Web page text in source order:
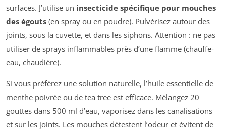
surfaces. J’utilise un insecticide spécifique pour mouches
des égouts (en spray ou en poudre). Pulvérisez autour des
joints, sous la cuvette, et dans les siphons. Attention : ne pas
utiliser de sprays inflammables près d’une flamme (chauffe-
eau, chaudière).
Si vous préférez une solution naturelle, l’huile essentielle de
menthe poivrée ou de tea tree est efficace. Mélangez 20
gouttes dans 500 ml d’eau, vaporisez dans les canalisations
et sur les joints. Les mouches détestent l’odeur et évitent de